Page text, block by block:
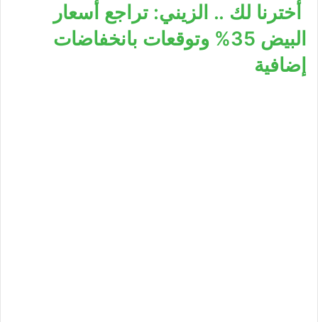
أخترنا لك .. الزيني: تراجع أسعار
البيض 35% وتوقعات بانخفاضات
إضافية